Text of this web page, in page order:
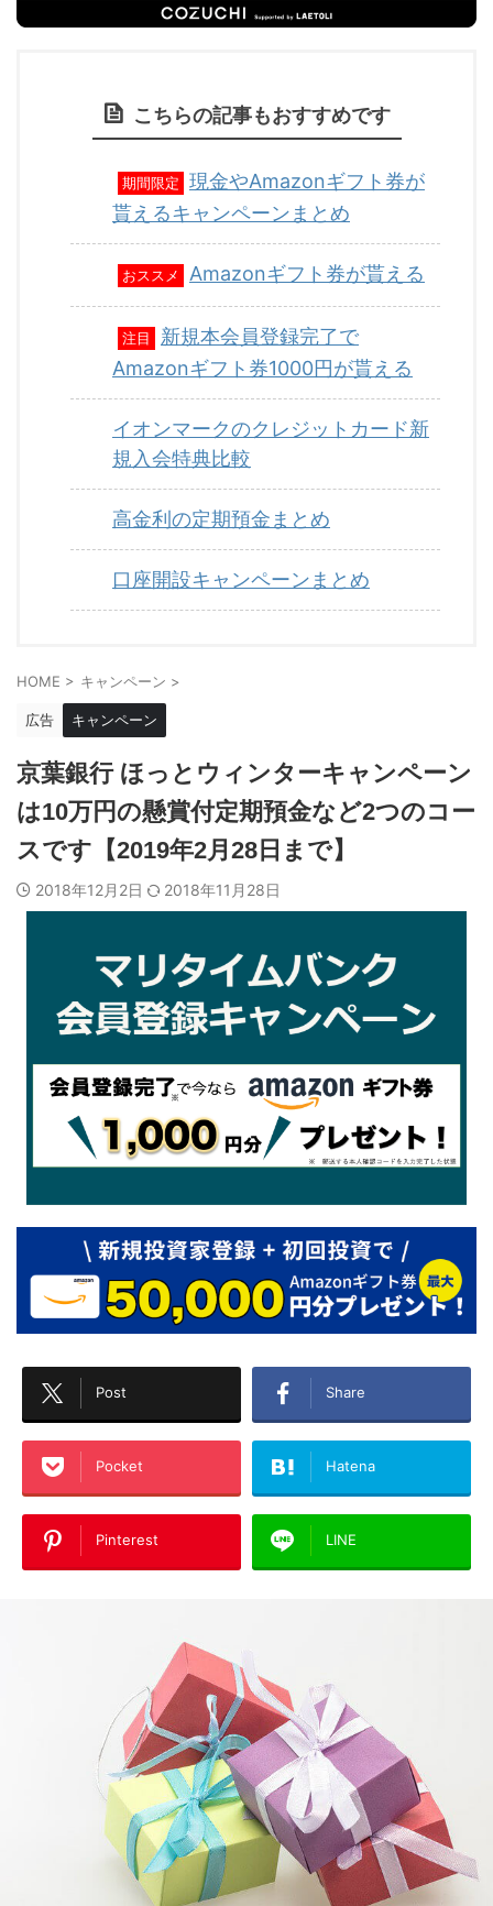
こちらの記事もおすすめです
期間限定
現金やAmazonギフト券が
貰えるキャンペーンまとめ
おススメ Amazonギフト券が貰える
注目
新規本会員登録完了で
Amazonギフト券1000円が貰える
イオンマークのクレジットカード新
規入会特典比較
高金利の定期預金まとめ
口座開設キャンペーンまとめ
HOME > キャンペーン >
広告 キャンペーン
京葉銀行 ほっとウィンターキャンペーン
は10万円の懸賞付定期預金など2つのコー
スです【2019年2月28日まで】
2018年12月2日 2018年11月28日
Post Share
Pocket Hatena
Pinterest LINE